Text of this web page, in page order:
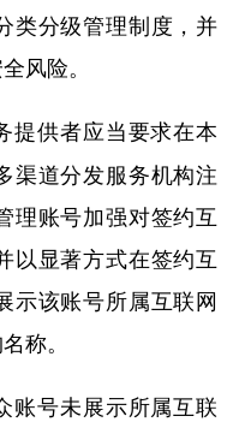
类分级管理制度，并
风险。
提供者应当要求在本
渠道分发服务机构注
理账号加强对签约互
以显著方式在签约互
示该账号所属互联网
称。
账号未展示所属互联